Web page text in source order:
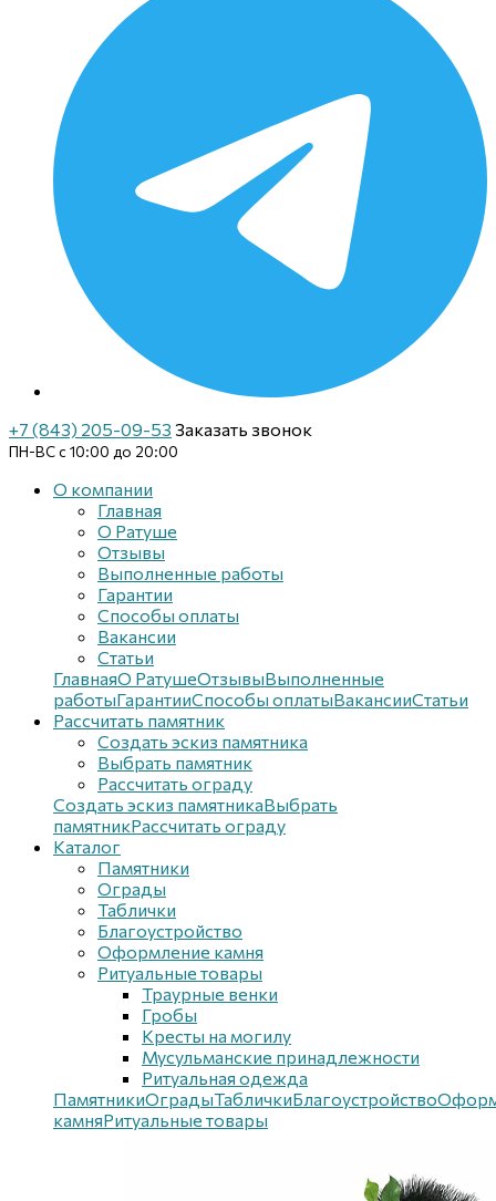
+7 (843) 205-09-53 Заказать звонок
ПН-ВС с 10:00 до 20:00
О компании
Главная
О Ратуше
Отзывы
Выполненные работы
Гарантии
Способы оплаты
Вакансии
Статьи
ГлавнаяО РатушеОтзывыВыполненные
работыГарантииСпособы оплатыВакансииСтатьи
Рассчитать памятник
Создать эскиз памятника
Выбрать памятник
Рассчитать ограду
Создать эскиз памятникаВыбрать
памятникРассчитать ограду
Каталог
Памятники
Ограды
Таблички
Благоустройствo
Оформление камня
Ритуальные товары
Траурные венки
Гробы
Кресты на могилу
Мусульманские принадлежности
Ритуальная одежда
ПамятникиОградыТабличкиБлагоустройствo
камняРитуальные товары